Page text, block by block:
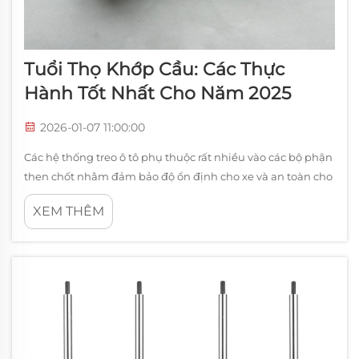
Tuổi Thọ Khớp Cầu: Các Thực
Hành Tốt Nhất Cho Năm 2025
2026-01-07 11:00:00
Các hệ thống treo ô tô phụ thuộc rất nhiều vào các bộ phận
then chốt nhằm đảm bảo độ ổn định cho xe và an toàn cho
người lái. Trong số các bộ phận này, khớp cầu là một trong
những thành phần thiết yếu nhất, nối kết tay đòn điều
khiển với càng lái....
XEM THÊM